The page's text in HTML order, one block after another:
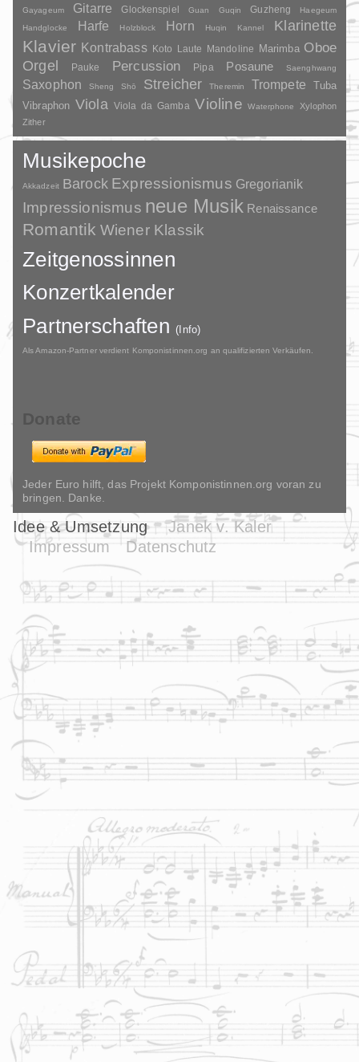
Gayageum
Gitarre Glockenspiel Guan Guqin Guzheng
Haegeum
Handglocke
Harfe Holzblock Horn Huqin Kannel Klarinette
Klavier Kontrabass Koto Laute Mandoline Marimba Oboe
Orgel Pauke Percussion Pipa Posaune Saenghwang
Saxophon Sheng Shō Streicher Theremin Trompete
Tuba
Vibraphon Viola Viola da Gamba Violine Waterphone
Xylophon
Zither
Musikepoche
Akkadzeit Barock Expressionismus Gregorianik
Impressionismus neue Musik Renaissance
Romantik Wiener Klassik
Zeitgenossinnen
Konzertkalender
Partnerschaften(Info)
Als Amazon-Partner verdient Komponistinnen.org an qualifizierten Verkäufen.
Donate
Jeder Euro hilft, das Projekt Komponistinnen.org voran zu
bringen. Danke.
Idee & Umsetzung
Janek v. Kaler
Impressum
Datenschutz